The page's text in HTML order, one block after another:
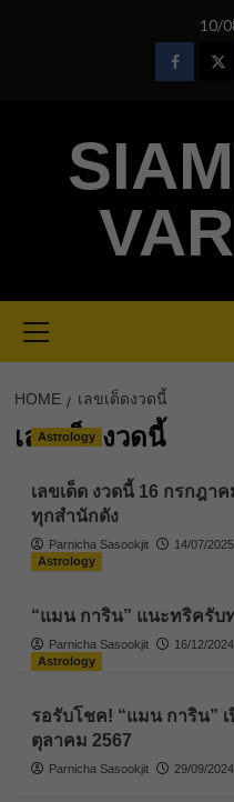
10/
Facebook
Menu
HOME เลขเด็ดงวดนี้
เลขเด็ดงวดนี้
Astrology
เลขเด็ด งวดนี้ 16 กรกฎา
ทุกสำนักดัง
Parnicha Sasookjit
14/07/2025
Astrology
“แมน การิน” แนะทริครับ
Parnicha Sasookjit
16/12/2024
Astrology
รอรับโชค! “แมน การิน” เ
ตุลาคม 2567
Parnicha Sasookjit 29/09/2024